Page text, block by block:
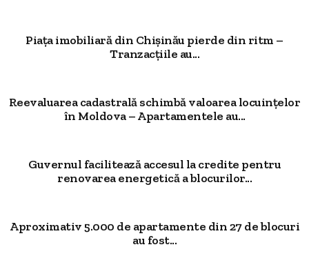
Piața imobiliară din Chișinău pierde din ritm –
Tranzacțiile au...
Reevaluarea cadastrală schimbă valoarea locuințelor
în Moldova – Apartamentele au...
Guvernul facilitează accesul la credite pentru
renovarea energetică a blocurilor...
Aproximativ 5.000 de apartamente din 27 de blocuri
au fost...